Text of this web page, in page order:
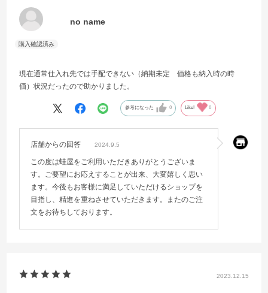
no name
現在通常仕入れ先では手配できない（納期未定 価格も納入時の時
価）状況だったので助かりました。
参考になった 0 Like! 0
店舗からの回答 2024.9.5
この度は蛙屋をご利用いただきありがとうございま
す。ご要望にお応えすることが出来、大変嬉しく思い
ます。今後もお客様に満足していただけるショップを
目指し、精進を重ねさせていただきます。またのご注
文をお待ちしております。
2023.12.15